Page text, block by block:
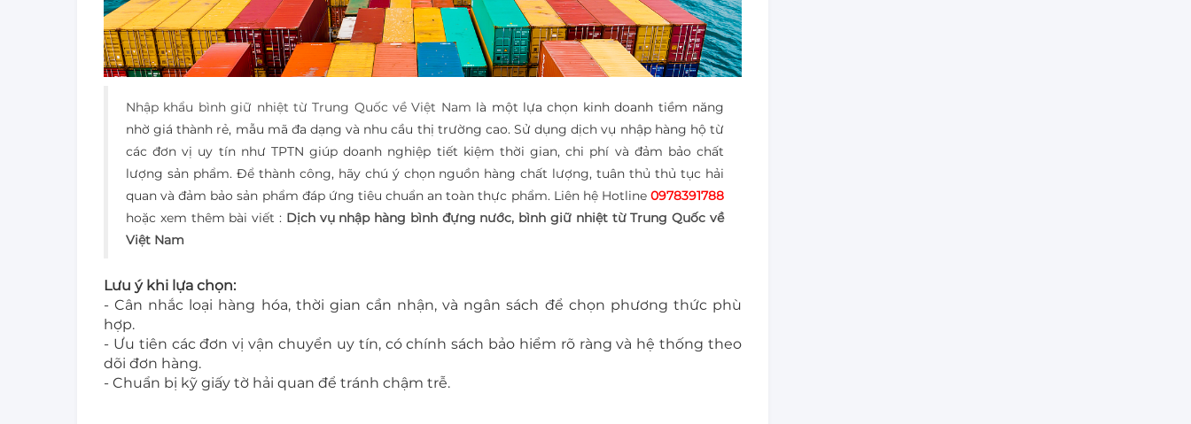
Nhập khẩu bình giữ nhiệt từ Trung Quốc về Việt Nam là một lựa chọn kinh doanh tiềm năng
nhờ giá thành rẻ, mẫu mã đa dạng và nhu cầu thị trường cao. Sử dụng dịch vụ nhập hàng hộ từ
các đơn vị uy tín như TPTN giúp doanh nghiệp tiết kiệm thời gian, chi phí và đảm bảo chất
lượng sản phẩm. Để thành công, hãy chú ý chọn nguồn hàng chất lượng, tuân thủ thủ tục hải
quan và đảm bảo sản phẩm đáp ứng tiêu chuẩn an toàn thực phẩm. Liên hệ Hotline 0978391788
hoặc xem thêm bài viết : Dịch vụ nhập hàng bình đựng nước, bình giữ nhiệt từ Trung Quốc về
Việt Nam
Lưu ý khi lựa chọn:
- Cân nhắc loại hàng hóa, thời gian cần nhận, và ngân sách để chọn phương thức phù
hợp.
- Ưu tiên các đơn vị vận chuyển uy tín, có chính sách bảo hiểm rõ ràng và hệ thống theo
dõi đơn hàng.
- Chuẩn bị kỹ giấy tờ hải quan để tránh chậm trễ.